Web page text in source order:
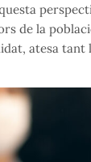
de la
atesa